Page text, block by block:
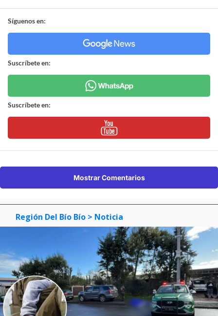
Síguenos en:
Suscríbete en:
Suscríbete en:
Mostrar Comentarios
Región Del Bío Bío > Noticia